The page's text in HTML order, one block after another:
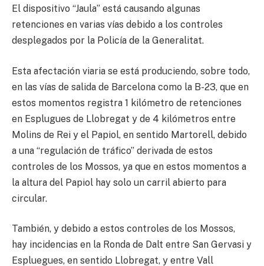
El dispositivo “Jaula” está causando algunas
retenciones en varias vías debido a los controles
desplegados por la Policía de la Generalitat.
Esta afectación viaria se está produciendo, sobre todo,
en las vías de salida de Barcelona como la B-23, que en
estos momentos registra 1 kilómetro de retenciones
en Esplugues de Llobregat y de 4 kilómetros entre
Molins de Rei y el Papiol, en sentido Martorell, debido
a una “regulación de tráfico” derivada de estos
controles de los Mossos, ya que en estos momentos a
la altura del Papiol hay solo un carril abierto para
circular.
También, y debido a estos controles de los Mossos,
hay incidencias en la Ronda de Dalt entre San Gervasi y
Espluegues, en sentido Llobregat, y entre Vall